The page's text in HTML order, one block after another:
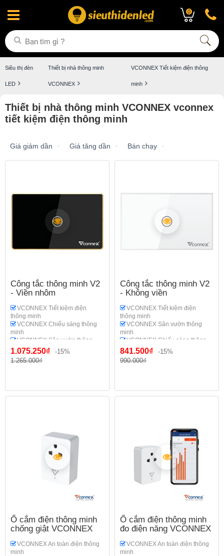
0
Siêu thị đèn
LED
Thiết bị nhà thông minh
VCONNEX
VCONNEX Tiết kiệm điện thông
minh
Thiết bị nhà thông minh VCONNEX vconnex
tiết kiệm điện thông minh
Giá giảm dần Giá tăng dần Bán chạy
Công tắc thông minh V2
- Viền nhôm
VCONNEX Tiết kiệm điện
thông minh
VCONNEX Chiếu sáng thông
minh
VCONNEX Sân vườn thông
minh
VCONNEX Phòng cháy thông
minh
1.075.250₫
-15%
1.265.000₫
Công tắc thông minh V2
- Không viền
VCONNEX Tiết kiệm điện
thông minh
VCONNEX Sân vườn thông
minh
VCONNEX Chiếu sáng thông
minh
VCONNEX Phòng cháy thông
minh
841.500₫
-15%
990.000₫
Ổ cắm điện thông minh
chống giật VCONNEX
VCONNEX An toàn điện thông
minh
Ổ cắm điện thông minh
đo điện năng VCONNEX
VCONNEX An toàn điện thông
minh